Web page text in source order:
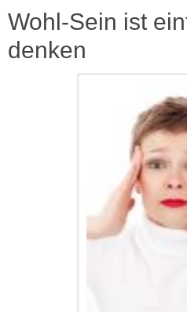
Wohl-Sein ist
denken